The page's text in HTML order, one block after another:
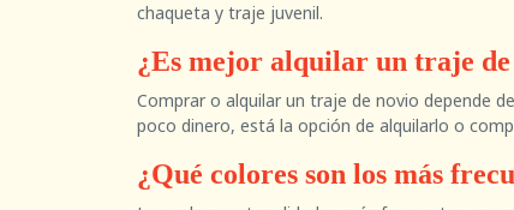
chaqueta y traje juvenil.
¿Es mejor alquilar un traje
Comprar o alquilar un traje de novio depende
poco dinero, está la opción de alquilarlo o
¿Qué colores son los más